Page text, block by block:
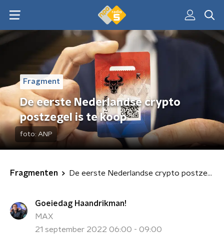
Fragment
De eerste Nederlandse crypto
postzegel is te koop
foto: ANP
Fragmenten De eerste Nederlandse crypto postzegel is te koop
Goeiedag Haandrikman!
MAX
21 september 2022 06:00 - 09:00